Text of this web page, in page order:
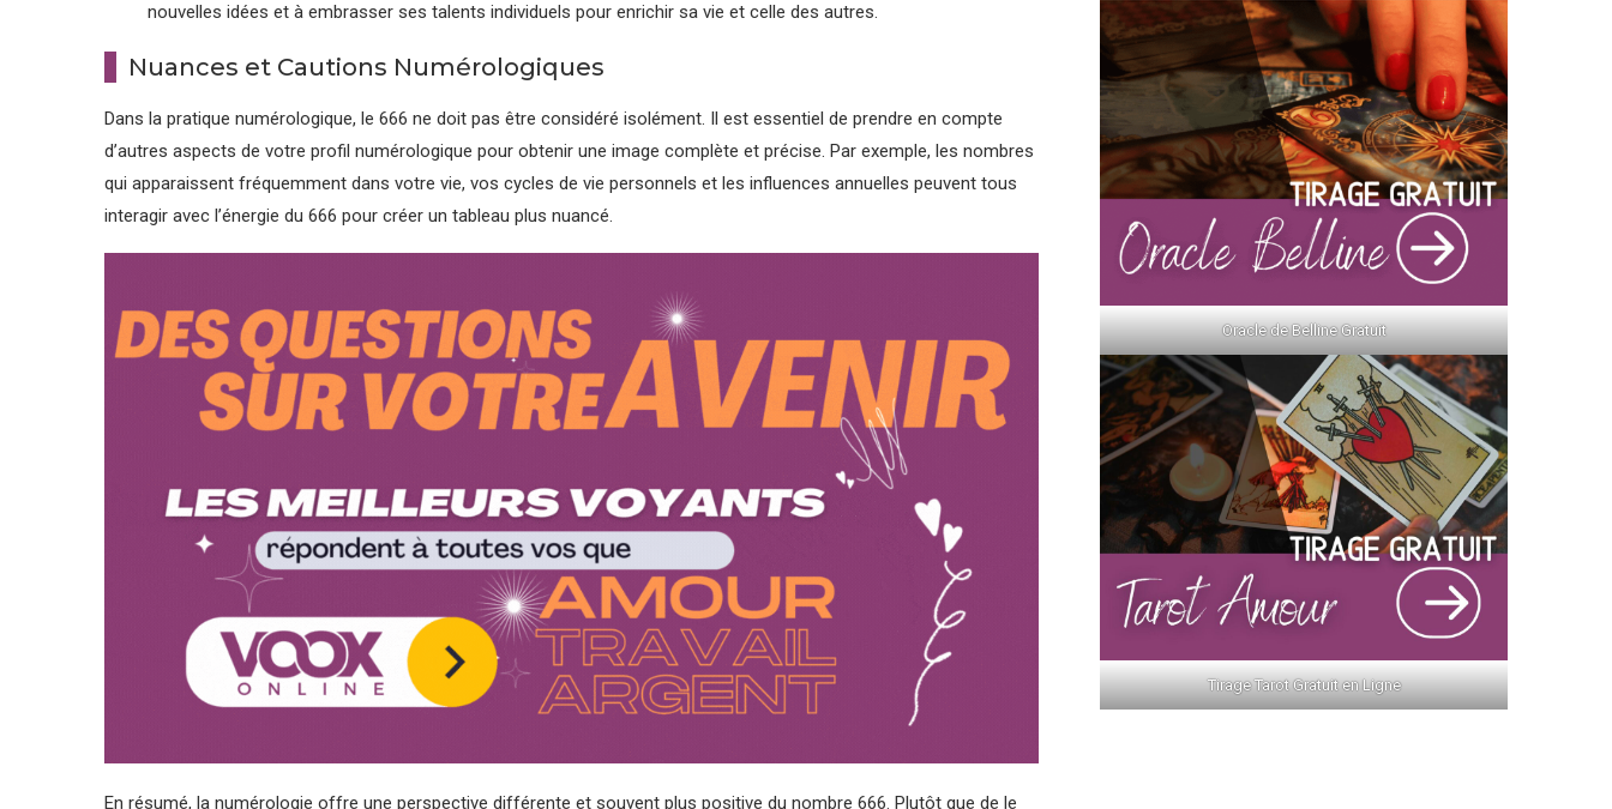
nouvelles idées et à embrasser ses talents individuels pour enrichir sa vie et celle des autres.
Nuances et Cautions Numérologiques
Dans la pratique numérologique, le 666 ne doit pas être considéré isolément. Il est essentiel de prendre en compte
d’autres aspects de votre profil numérologique pour obtenir une image complète et précise. Par exemple, les nombres
qui apparaissent fréquemment dans votre vie, vos cycles de vie personnels et les influences annuelles peuvent tous
interagir avec l’énergie du 666 pour créer un tableau plus nuancé.
En résumé, la numérologie offre une perspective différente et souvent plus positive du nombre 666. Plutôt que de le
Oracle de Belline Gratuit
Tirage Tarot Gratuit en Ligne